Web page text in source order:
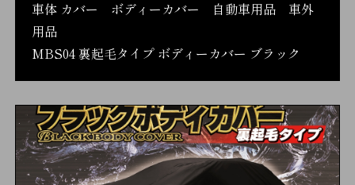
車体 カバー ボディーカバー 自動車用品 車外
用品
MBS04 裏起毛タイプ ボディーカバー ブラック